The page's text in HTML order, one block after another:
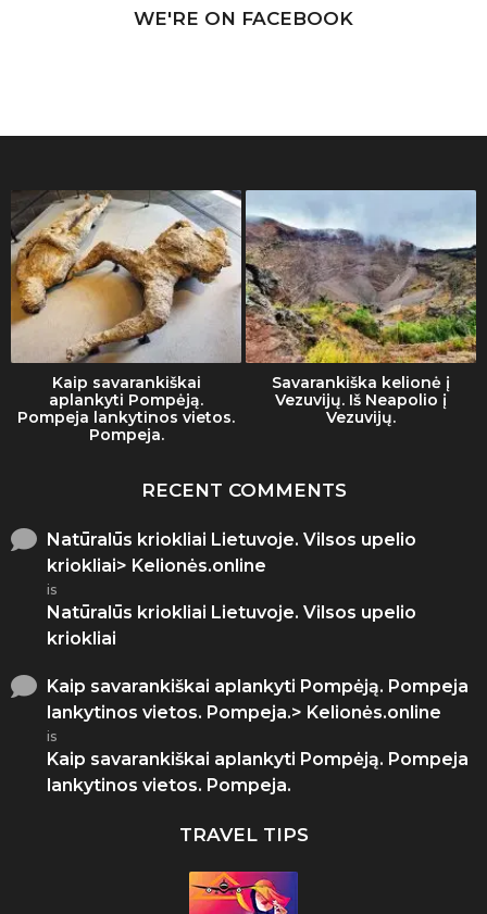
WE'RE ON FACEBOOK
Kaip savarankiškai
aplankyti Pompėją.
Pompeja lankytinos vietos.
Pompeja.
Savarankiška kelionė į
Vezuvijų. Iš Neapolio į
Vezuvijų.
RECENT COMMENTS
Natūralūs kriokliai Lietuvoje. Vilsos upelio
kriokliai> Kelionės.online
is
Natūralūs kriokliai Lietuvoje. Vilsos upelio
kriokliai
Kaip savarankiškai aplankyti Pompėją. Pompeja
lankytinos vietos. Pompeja.> Kelionės.online
is
Kaip savarankiškai aplankyti Pompėją. Pompeja
lankytinos vietos. Pompeja.
TRAVEL TIPS